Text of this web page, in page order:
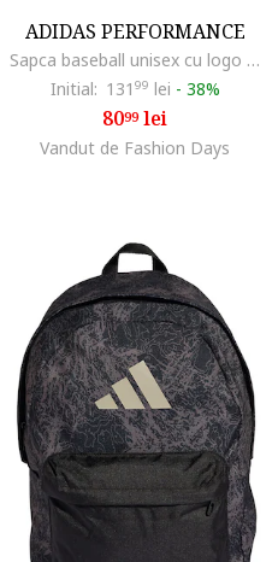
ADIDAS PERFORMANCE
Sapca baseball unisex cu logo brodat, Bej deschis
Initial: 131 99 lei - 38%
8099lei
Vandut de Fashion Days